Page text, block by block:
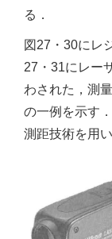
る．
図27・30にレ
27・31にレー
わされた，測
の一例を示す
測距技術を用